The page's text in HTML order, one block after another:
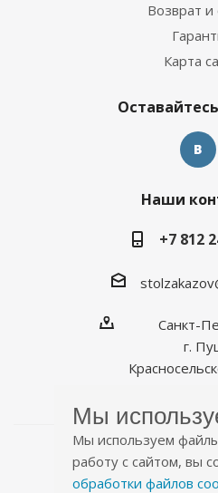
Возврат
Карта
Наши
+7 812
Санкт-
г.
Мы
Мы используем
работу с сайтом, вы
обработки файлов